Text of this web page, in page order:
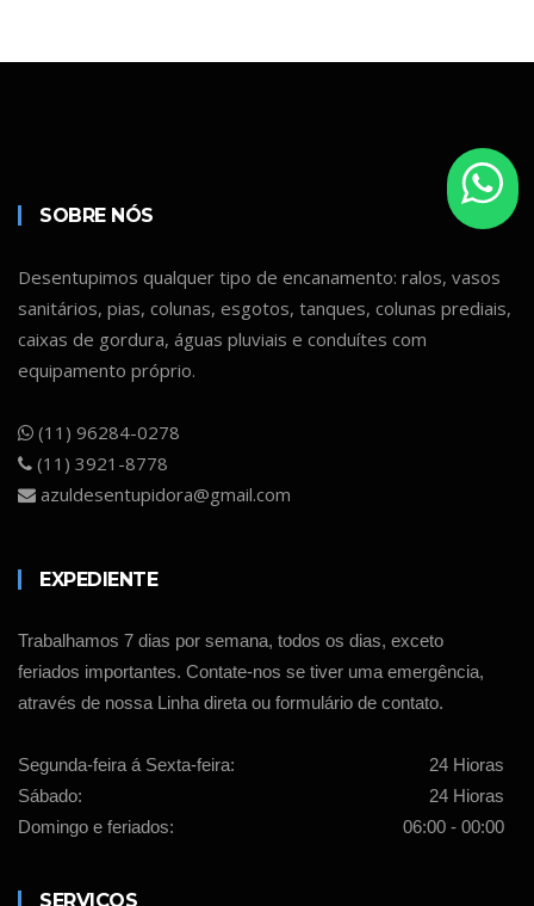
SOBRE NÓS
Desentupimos qualquer tipo de encanamento: ralos, vasos
sanitários, pias, colunas, esgotos, tanques, colunas prediais,
caixas de gordura, águas pluviais e conduítes com
equipamento próprio.
(11) 96284-0278
(11) 3921-8778
azuldesentupidora@gmail.com
EXPEDIENTE
Trabalhamos 7 dias por semana, todos os dias, exceto
feriados importantes. Contate-nos se tiver uma emergência,
através de nossa Linha direta ou formulário de contato.
Segunda-feira á Sexta-feira:
24 Hioras
Sábado:
24 Hioras
Domingo e feriados:
06:00 - 00:00
SERVIÇOS